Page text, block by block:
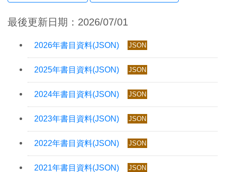
最後更新日期：2026/07/01
JSON
JSON
JSON
JSON
JSON
JSON